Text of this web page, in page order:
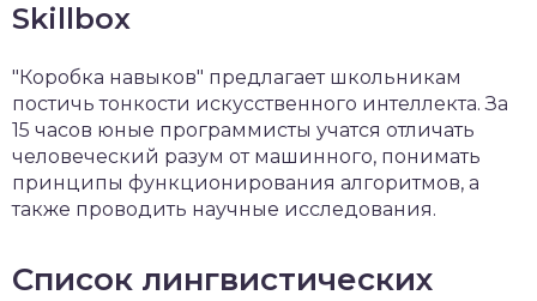
Skillbox
"Коробка навыков" предлагает школьникам
постичь тонкости искусственного интеллекта. За
15 часов юные программисты учатся отличать
человеческий разум от машинного, понимать
принципы функционирования алгоритмов, а
также проводить научные исследования.
Список лингвистических